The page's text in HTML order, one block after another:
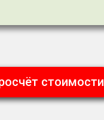
стоимости